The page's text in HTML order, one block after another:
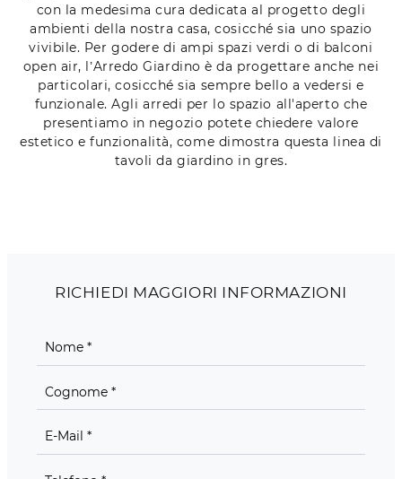
con la medesima cura dedicata al progetto degli
ambienti della nostra casa, cosicché sia uno spazio
vivibile. Per godere di ampi spazi verdi o di balconi
open air, l’Arredo Giardino è da progettare anche nei
particolari, cosicché sia sempre bello a vedersi e
funzionale. Agli arredi per lo spazio all'aperto che
presentiamo in negozio potete chiedere valore
estetico e funzionalità, come dimostra questa linea di
tavoli da giardino in gres.
RICHIEDI MAGGIORI INFORMAZIONI